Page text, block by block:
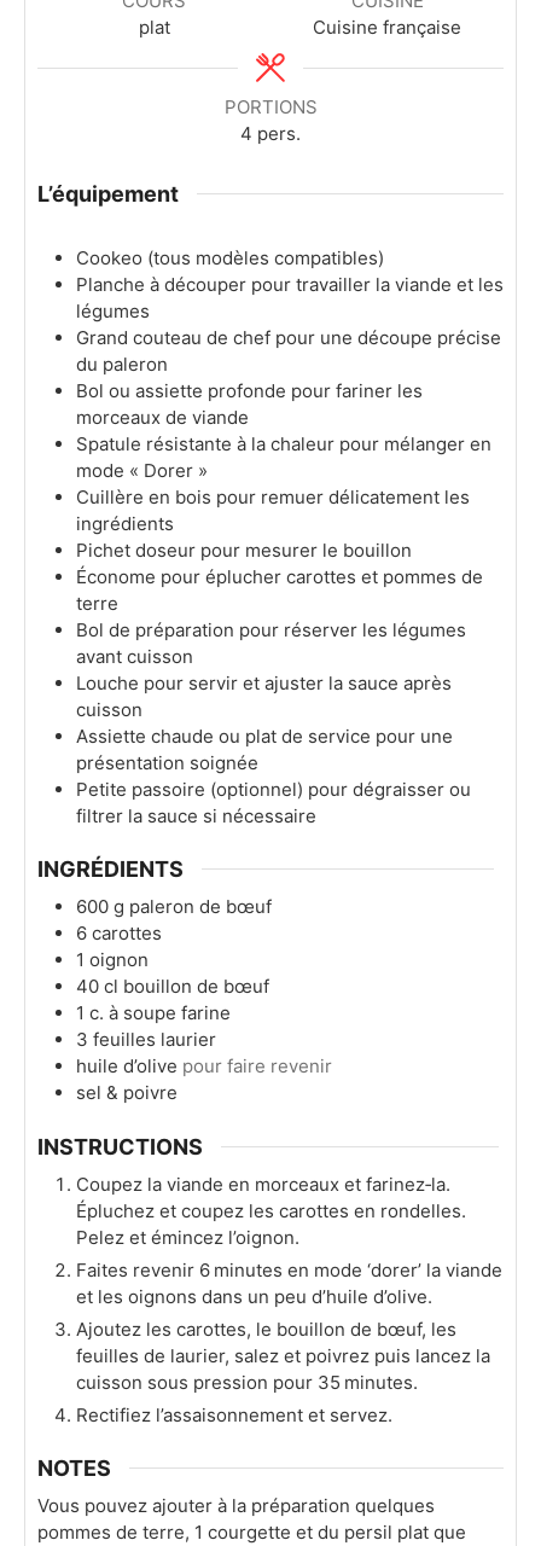
plat
Cuisine française
PORTIONS
4 pers.
L’équipement
Cookeo (tous modèles compatibles)
Planche à découper pour travailler la viande et les
légumes
Grand couteau de chef pour une découpe précise
du paleron
Bol ou assiette profonde pour fariner les
morceaux de viande
Spatule résistante à la chaleur pour mélanger en
mode « Dorer »
Cuillère en bois pour remuer délicatement les
ingrédients
Pichet doseur pour mesurer le bouillon
Économe pour éplucher carottes et pommes de
terre
Bol de préparation pour réserver les légumes
avant cuisson
Louche pour servir et ajuster la sauce après
cuisson
Assiette chaude ou plat de service pour une
présentation soignée
Petite passoire (optionnel) pour dégraisser ou
filtrer la sauce si nécessaire
INGRÉDIENTS
600 g paleron de bœuf
6 carottes
1 oignon
40 cl bouillon de bœuf
1 c. à soupe farine
3 feuilles laurier
huile d’olive pour faire revenir
sel & poivre
INSTRUCTIONS
Coupez la viande en morceaux et farinez‑la.
Épluchez et coupez les carottes en rondelles.
Pelez et émincez l’oignon.
Faites revenir 6 minutes en mode ‘dorer’ la viande
et les oignons dans un peu d’huile d’olive.
Ajoutez les carottes, le bouillon de bœuf, les
feuilles de laurier, salez et poivrez puis lancez la
cuisson sous pression pour 35 minutes.
Rectifiez l’assaisonnement et servez.
NOTES
Vous pouvez ajouter à la préparation quelques
pommes de terre, 1 courgette et du persil plat que